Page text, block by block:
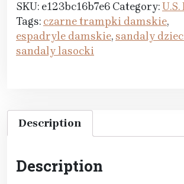
SKU: e123bc16b7e6 Category:
Tags: czarne trampki damskie,
espadryle damskie,sandaly
sandaly lasocki
Description
Description